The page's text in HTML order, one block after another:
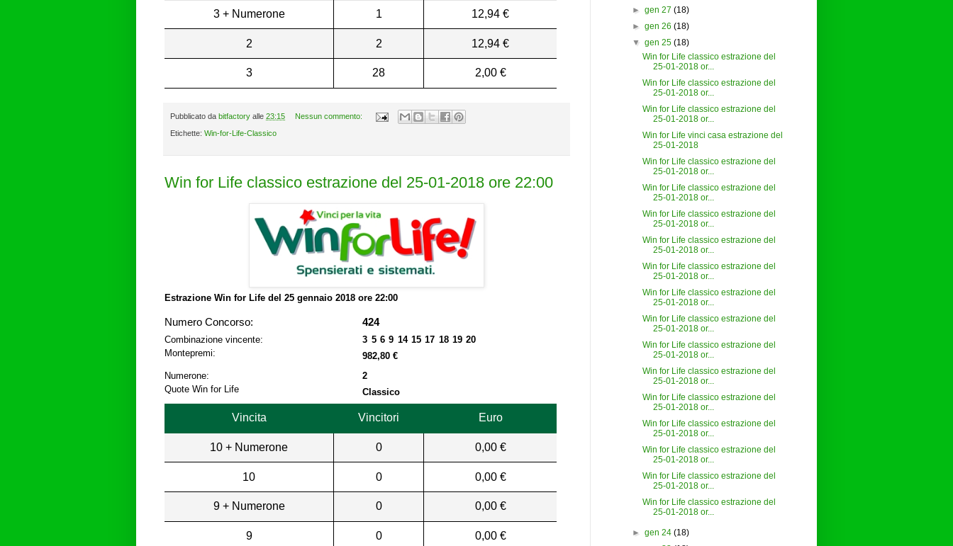
3 + Numerone 1 12,94 €
2 2 12,94 €
3 28 2,00 €
Pubblicato da bitfactory alle 23:15 Nessun commento:
Etichette: Win-for-Life-Classico
Win for Life classico estrazione del 25-01-2018 ore 22:00
Estrazione Win for Life del 25 gennaio 2018 ore 22:00
Numero Concorso: 424
Combinazione vincente:
3 5 6 9 14 15 17 18 19 20
Montepremi:
982,80 €
Numerone:
2
Quote Win for Life
Classico
Vincita Vincitori Euro
10 + Numerone 0 0,00 €
10 0 0,00 €
9 + Numerone 0 0,00 €
9 0 0,00 €
► gen 27 (18)
► gen 26 (18)
▼ gen 25 (18)
Win for Life classico estrazione del
25-01-2018 or...
Win for Life classico estrazione del
25-01-2018 or...
Win for Life classico estrazione del
25-01-2018 or...
Win for Life vinci casa estrazione del
25-01-2018
Win for Life classico estrazione del
25-01-2018 or...
Win for Life classico estrazione del
25-01-2018 or...
Win for Life classico estrazione del
25-01-2018 or...
Win for Life classico estrazione del
25-01-2018 or...
Win for Life classico estrazione del
25-01-2018 or...
Win for Life classico estrazione del
25-01-2018 or...
Win for Life classico estrazione del
25-01-2018 or...
Win for Life classico estrazione del
25-01-2018 or...
Win for Life classico estrazione del
25-01-2018 or...
Win for Life classico estrazione del
25-01-2018 or...
Win for Life classico estrazione del
25-01-2018 or...
Win for Life classico estrazione del
25-01-2018 or...
Win for Life classico estrazione del
25-01-2018 or...
Win for Life classico estrazione del
25-01-2018 or...
► gen 24 (18)